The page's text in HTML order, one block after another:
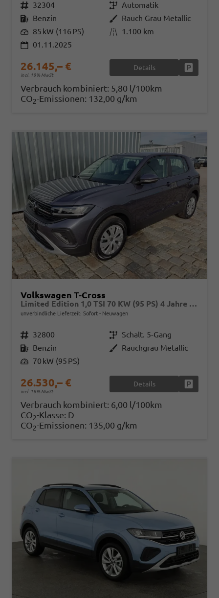
Fahrzeugnr. 32304 GetriebeAutomatik
Kraftstoff Benzin AußenfarbeRauch Grau Metallic
Leistung 85 kW (116 PS) Kilometerstand 1.100 km
01.11.2025
26.145,– €
incl. 19% MwSt.
Details
Verbrauch kombiniert: 5,80 l/100km
CO2-Emissionen: 132,00 g/km
Volkswagen T-Cross
Limited Edition 1,0 TSI 70 KW (95 PS) 4 Jahre Garantie-2x PDC-App Connect-Sofort
unverbindliche Lieferzeit: Sofort Neuwagen
Fahrzeugnr. 32800 GetriebeSchalt. 5-Gang
Kraftstoff Benzin AußenfarbeRauchgrau Metallic
Leistung 70 kW (95 PS)
26.530,– €
incl. 19% MwSt.
Details
Verbrauch kombiniert: 6,00 l/100km
CO2-Klasse: D
CO2-Emissionen: 135,00 g/km